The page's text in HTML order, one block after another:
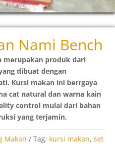
Nami Bench
merupakan produk dari
dibuat dengan
Kursi makan ini berrgaya
cat natural dan warna kain
control mulai dari bahan
yang terjamin.
Makan Tag: kursi makan, set